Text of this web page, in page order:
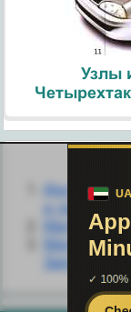
Узлы
и
Материалы
Заполнители